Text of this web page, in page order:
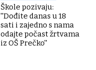
Škole pozivaju:
''Dođite danas u 18
sati i zajedno s nama
odajte počast žrtvama
iz OŠ Prečko''